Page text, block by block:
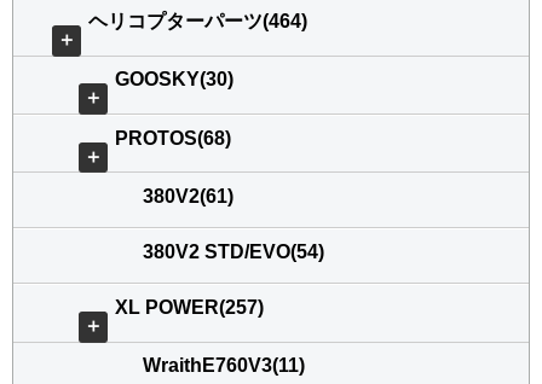
＋
ヘリコプターパーツ(464)
＋
GOOSKY(30)
＋
PROTOS(68)
380V2(61)
380V2 STD/EVO(54)
＋
XL POWER(257)
WraithE760V3(11)